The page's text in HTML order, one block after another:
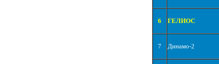
6 ГЕЛИОС
7 Динамо-2